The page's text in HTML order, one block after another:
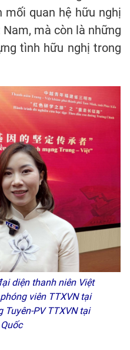
mối quan hệ hữu nghị
mà còn là những
tình hữu nghị trong
diện thanh niên Việt
viên TTXVN tại
Tuyên-PV TTXVN tại